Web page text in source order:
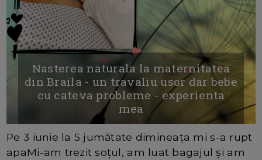
Nasterea naturala la maternitatea
din Braila - un travaliu usor dar bebe
cu cateva probleme - experienta
mea
Pe 3 iunie la 5 jumătate dimineața mi s-a rupt
apaMi-am trezit soțul, am luat bagajul și am